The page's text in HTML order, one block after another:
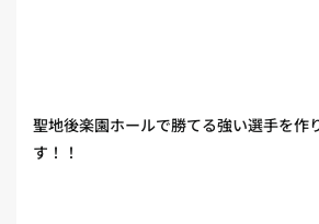
聖地後楽園ホールで勝てる強い選手を作
す！！